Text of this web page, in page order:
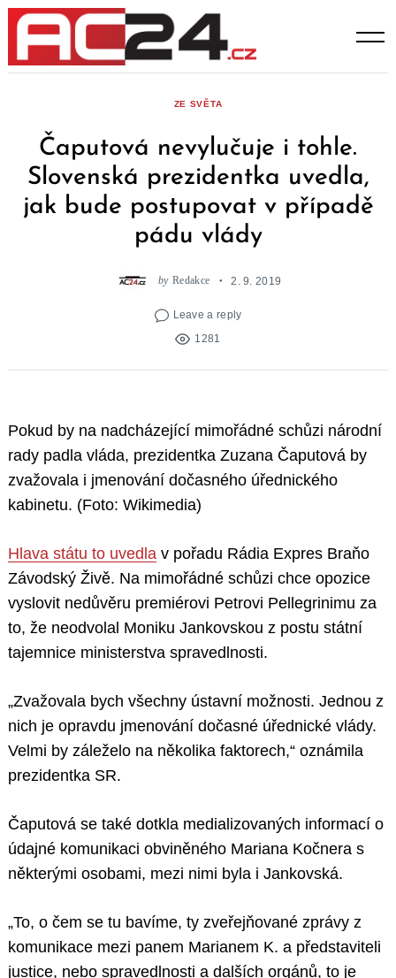
Skip
content
ZE SVĚTA
Čaputová nevylučuje i tohle.
Slovenská prezidentka uvedla,
jak bude postupovat v případě
pádu vlády
by Redakce 2. 9. 2019
Leave a reply
1281
Pokud by na nadcházející mimořádné schůzi národní
rady padla vláda, prezidentka Zuzana Čaputová by
zvažovala i jmenování dočasného úřednického
kabinetu. (Foto: Wikimedia)
Hlava státu to uvedla v pořadu Rádia Expres Braňo
Závodský Živě. Na mimořádné schůzi chce opozice
vyslovit nedůvěru premiérovi Petrovi Pellegrinimu za
to, že neodvolal Moniku Jankovskou z postu státní
tajemnice ministerstva spravedlnosti.
„Zvažovala bych všechny ústavní možnosti. Jednou z
nich je opravdu jmenování dočasné úřednické vlády.
Velmi by záleželo na několika faktorech,“ oznámila
prezidentka SR.
Čaputová se také dotkla medializovaných informací o
údajné komunikaci obviněného Mariana Kočnera s
některými osobami, mezi nimi byla i Jankovská.
„To, o čem se tu bavíme, ty zveřejňované zprávy z
komunikace mezi panem Marianem K. a představiteli
justice, nebo spravedlnosti a dalších orgánů, to je